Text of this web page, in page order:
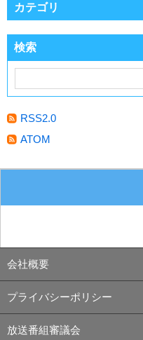
カテゴリ
検索
RSS2.0
ATOM
会社概要
プライバシーポリシー
放送番組審議会